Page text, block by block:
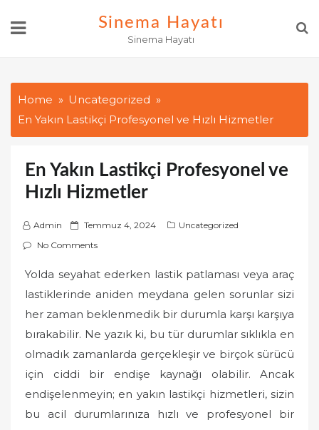
Sinema Hayatı
Sinema Hayatı
Home
Uncategorized
En Yakın Lastikçi Profesyonel ve Hızlı Hizmetler
En Yakın Lastikçi Profesyonel ve
Hızlı Hizmetler
Admin
P
o
t
e
d
Temmuz 4, 2024
Uncategorized
No Comments
Yolda seyahat ederken lastik patlaması veya araç
lastiklerinde aniden meydana gelen sorunlar sizi
her zaman beklenmedik bir durumla karşı karşıya
bırakabilir. Ne yazık ki, bu tür durumlar sıklıkla en
olmadık zamanlarda gerçekleşir ve birçok sürücü
için ciddi bir endişe kaynağı olabilir. Ancak
endişelenmeyin; en yakın lastikçi hizmetleri, sizin
bu acil durumlarınıza hızlı ve profesyonel bir